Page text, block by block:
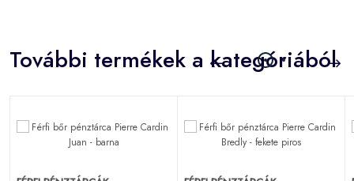
További termékek a kategóriából